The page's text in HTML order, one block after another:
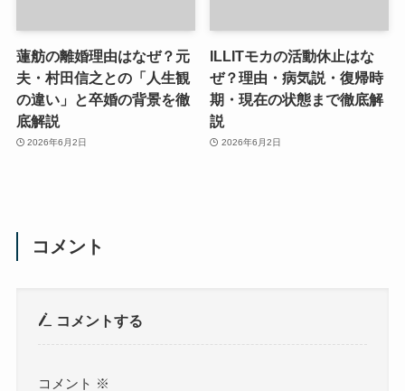
蓮舫の離婚理由はなぜ？元
夫・村田信之との「人生観
の違い」と卒婚の背景を徹
底解説
2026年6月2日
ILLITモカの活動休止はな
ぜ？理由・病気説・復帰時
期・現在の状態まで徹底解
説
2026年6月2日
コメント
コメントする
コメント ※